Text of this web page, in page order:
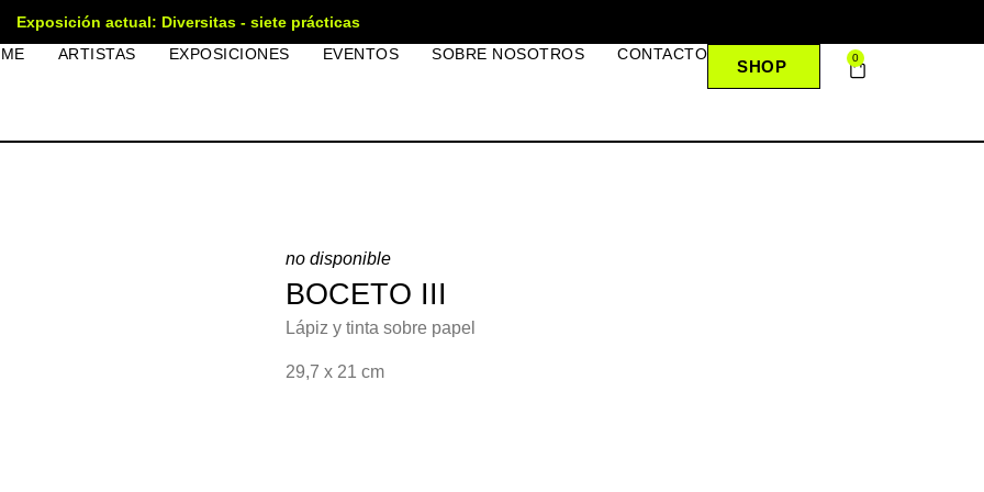
Exposición actual: Diversitas - siete prácticas
ARTISTAS EXPOSICIONES EVENTOS SOBRE NOSOTROS CONTACTO
SHOP 0
no disponible
BOCETO III
Lápiz y tinta sobre papel
29,7 x 21 cm